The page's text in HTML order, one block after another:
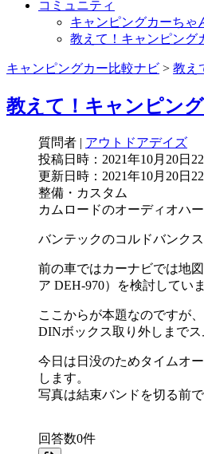
コミュニティ
キャンピングカーちゃ
教えて！キャンピング
キャンピングカー比較ナビ > 教え
教えて！キャンピン
質問者 | アウトドアデイズ
投稿日時：2021年10月20日
更新日時：2021年10月20日
整備・カスタム
カムロードのオーディオハ
バンテックのコルドバンク
前の車ではカーナビでは地
ア DEH-970）を検討してい
ここからが本題なのですが
DINボックス取り外しまで
今日は日没のためタイムオ
します。
写真は結束バンドを切る前
回答数0件